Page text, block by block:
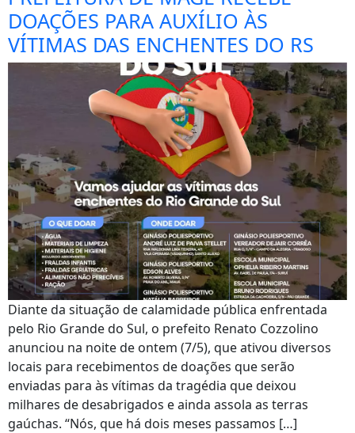
DOAÇÕES PARA AUXÍLIO ÀS
VÍTIMAS DAS ENCHENTES DO RS
Diante da situação de calamidade pública enfrentada
pelo Rio Grande do Sul, o prefeito Renato Cozzolino
anunciou na noite de ontem (7/5), que ativou diversos
locais para recebimentos de doações que serão
enviadas para às vítimas da tragédia que deixou
milhares de desabrigados e ainda assola as terras
gaúchas. “Nós, que há dois meses passamos […]